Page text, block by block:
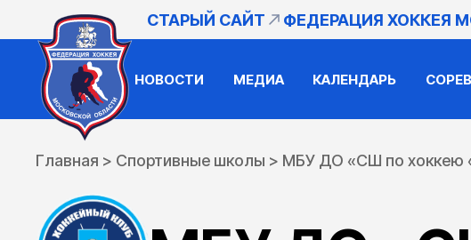
СТАРЫЙ САЙТ ФЕДЕРАЦИЯ ХОККЕЯ
НОВОСТИ МЕДИА КАЛЕНДАРЬ
Главная > Спортивные школы > МБУ ДО «СШ по хоккею